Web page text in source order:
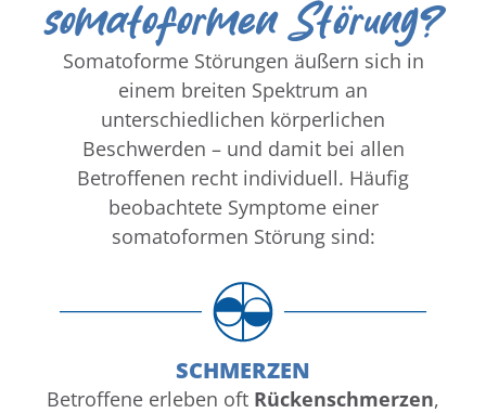
Intensität auf, die häufig
unterschiedliche Organsysteme oder
Körperteile betreffen. Viele Betroffene
berichten über Schmerzen,
Verdauungsprobleme oder Herz-
Kreislauf-Beschwerden. In vielen
Fällen tritt die Somatisierungsstörung
in Verbindung mit anderen
psychischen Erkrankungen auf.
somatoformen Störung?
Somatoforme Störungen äußern sich in
einem breiten Spektrum an
unterschiedlichen körperlichen
Beschwerden – und damit bei allen
Betroffenen recht individuell. Häufig
beobachtete Symptome einer
somatoformen Störung sind:
SCHMERZEN
Betroffene erleben oft Rückenschmerzen,